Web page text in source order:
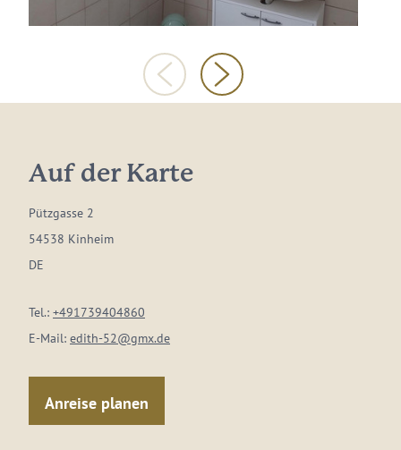
Auf der Karte
Pützgasse 2
54538 Kinheim
DE
Tel.: +491739404860
E-Mail: edith-52@gmx.de
Anreise planen